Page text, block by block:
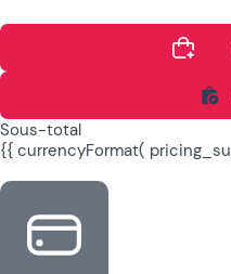
Sous-total
{{ currencyFormat(